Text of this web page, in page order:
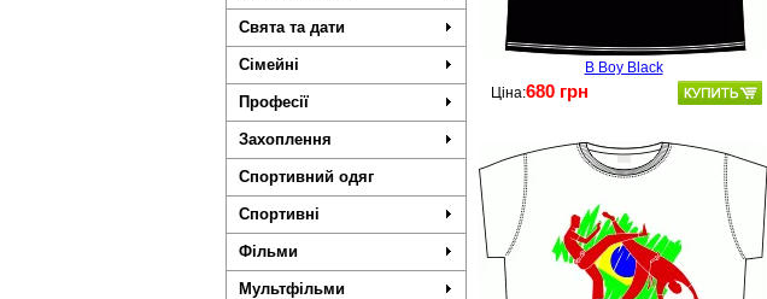
Свята та дати
Сімейні
Професії
Захоплення
Спортивний одяг
Спортивні
Фільми
Мультфільми
B Boy Black
Ціна:680 грн